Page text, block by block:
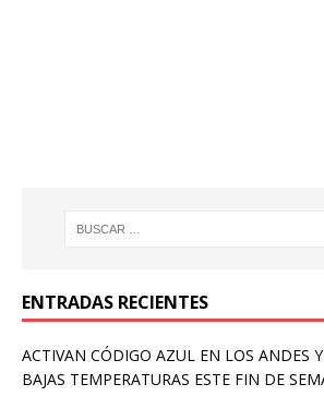
ENTRADAS RECIENTES
ACTIVAN CÓDIGO AZUL EN LOS ANDES
BAJAS TEMPERATURAS ESTE FIN DE